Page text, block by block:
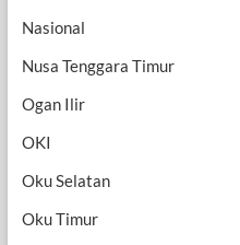
Nasional
Nusa Tenggara Timur
Ogan Ilir
OKI
Oku Selatan
Oku Timur